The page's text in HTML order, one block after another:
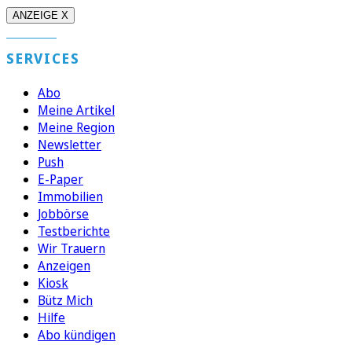
ANZEIGE X
SERVICES
Abo
Meine Artikel
Meine Region
Newsletter
Push
E-Paper
Immobilien
Jobbörse
Testberichte
Wir Trauern
Anzeigen
Kiosk
Bütz Mich
Hilfe
Abo kündigen